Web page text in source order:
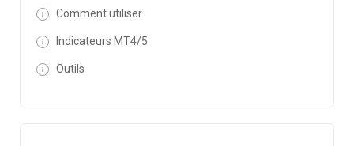
Comment utiliser
Indicateurs MT4/5
Outils